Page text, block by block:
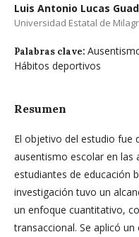
Luis Antonio Lucas
Universidad Estatal de
Palabras clave:
Hábitos deportivos
Resumen
El objetivo del estudio fue
ausentismo escolar en las
estudiantes de educación
investigación tuvo un
un enfoque cuantitativo,
transaccional. Se aplicó